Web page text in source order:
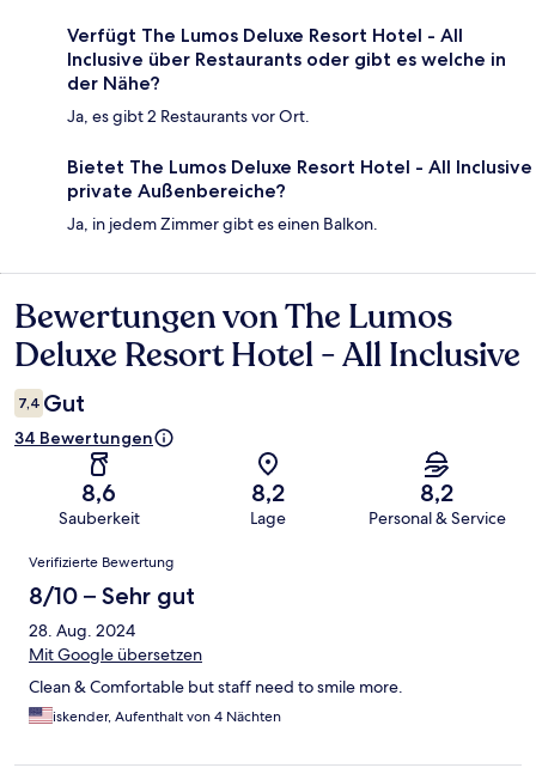
Verfügt The Lumos Deluxe Resort Hotel - All
Inclusive über Restaurants oder gibt es welche in
der Nähe?
Ja, es gibt 2 Restaurants vor Ort.
Bietet The Lumos Deluxe Resort Hotel - All Inclusive
private Außenbereiche?
Ja, in jedem Zimmer gibt es einen Balkon.
Bewertungen
Bewertungen von The Lumos
Deluxe Resort Hotel - All Inclusive
7,4 Gut
34 Bewertungen
8,6
Sauberkeit
8,2
Lage
8,2
Personal & Service
Bewertungen
Verifizierte Bewertung
8/10 – Sehr gut
28. Aug. 2024
Mit Google übersetzen
Clean & Comfortable but staff need to smile more.
iskender, Aufenthalt von 4 Nächten